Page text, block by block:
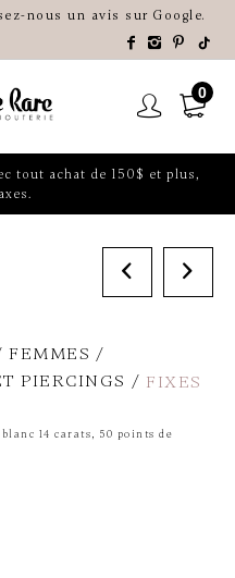
nous un avis sur Google.
0
tout achat de 150$ et plus,
FEMMES
PIERCINGS
FIXES